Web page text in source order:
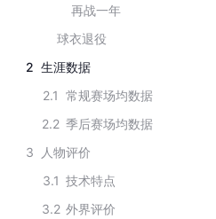
再战一年
球衣退役
2 生涯数据
2.1 常规赛场均数据
2.2 季后赛场均数据
3
人物评价
3.1 技术特点
3.2 外界评价